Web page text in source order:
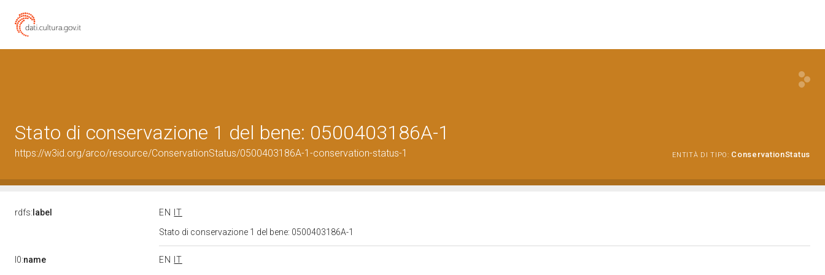
Stato di conservazione 1 del bene: 0500403186A-1
https://w3id.org/arco/resource/ConservationStatus/0500403186A-1-conservation-status-1 ENTITÀ DI TIPO: ConservationStatus
rdfs: label EN
IT
Stato di conservazione 1 del bene: 0500403186A-1
l0:name EN
IT